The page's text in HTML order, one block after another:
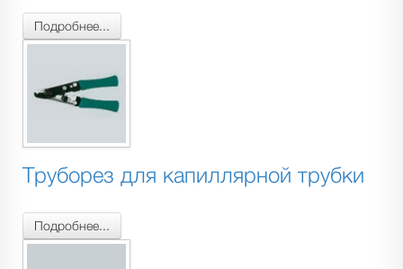
Подробнее...
Труборез для капиллярной трубки
Подробнее...